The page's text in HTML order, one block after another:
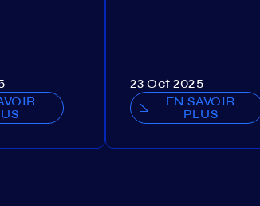
23 Oct 2025
EN SAVOIR
PLUS